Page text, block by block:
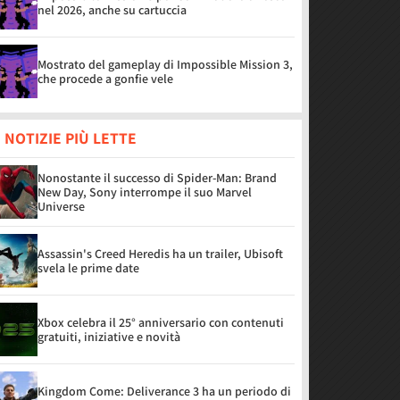
nel 2026, anche su cartuccia
Mostrato del gameplay di Impossible Mission 3,
che procede a gonfie vele
NOTIZIE PIÙ LETTE
Nonostante il successo di Spider-Man: Brand
New Day, Sony interrompe il suo Marvel
Universe
Assassin's Creed Heredis ha un trailer, Ubisoft
svela le prime date
Xbox celebra il 25° anniversario con contenuti
gratuiti, iniziative e novità
Kingdom Come: Deliverance 3 ha un periodo di